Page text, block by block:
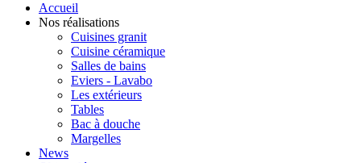
Accueil
Nos réalisations
Cuisines granit
Cuisine céramique
Salles de bains
Eviers - Lavabo
Les extérieurs
Tables
Bac à douche
Margelles
News